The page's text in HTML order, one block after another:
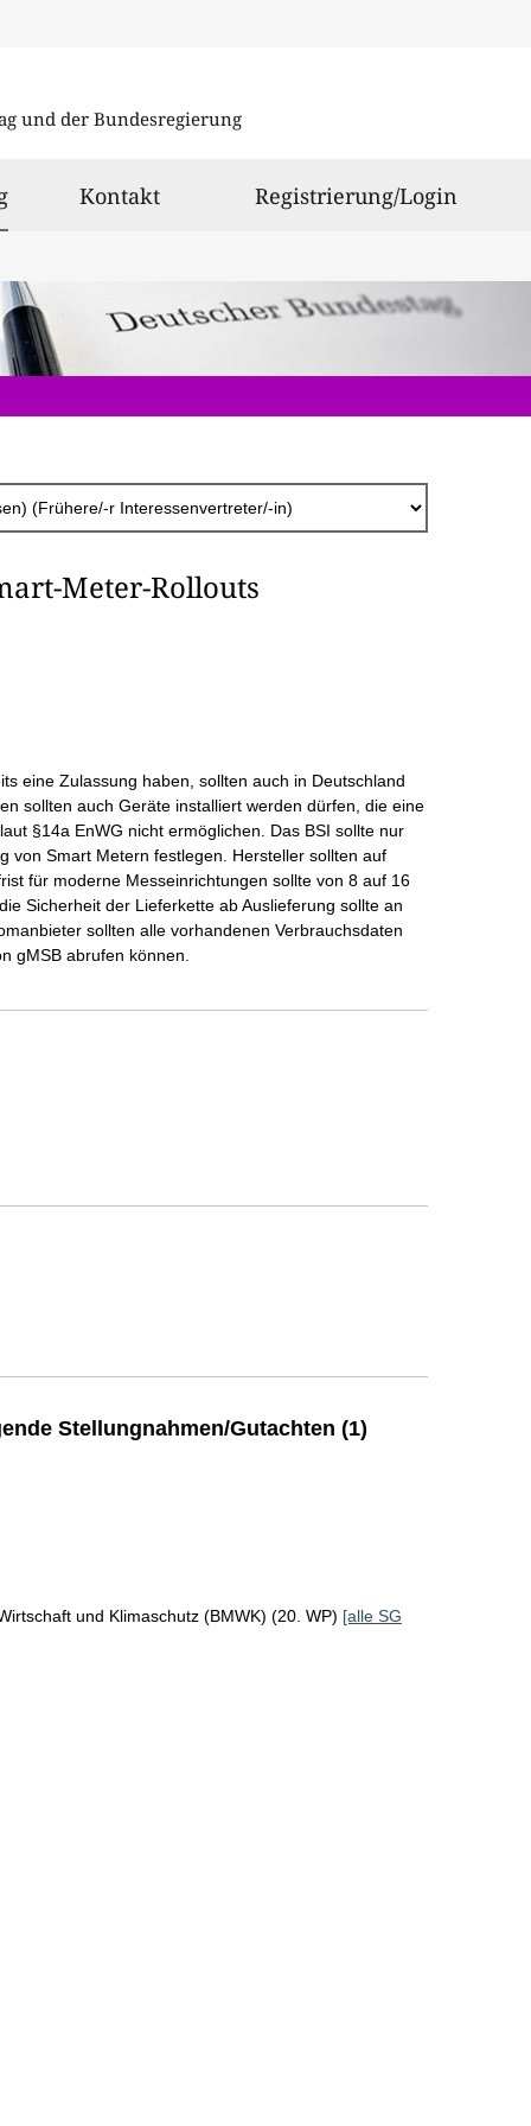
und der Bundesregierung
ausgewählt
Kontakt Registrierung/Login
Meter-Rollouts
eine Zulassung haben, sollten auch in Deutschland
sollten auch Geräte installiert werden dürfen, die eine
§14a EnWG nicht ermöglichen. Das BSI sollte nur
von Smart Metern festlegen. Hersteller sollten auf
für moderne Messeinrichtungen sollte von 8 auf 16
Sicherheit der Lieferkette ab Auslieferung sollte an
sollten alle vorhandenen Verbrauchsdaten
gMSB abrufen können.
Stellungnahmen/Gutachten (1)
und Klimaschutz (BMWK) (20. WP) [alle SG